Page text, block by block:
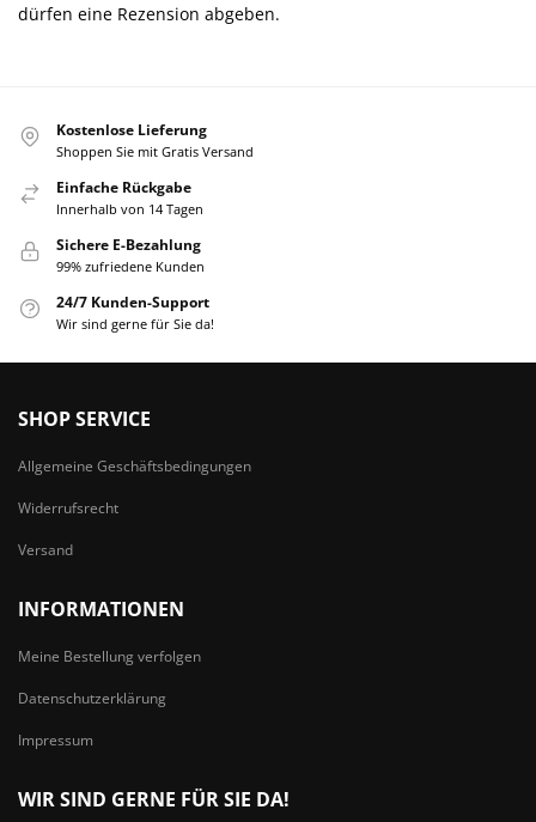
dürfen eine Rezension abgeben.
Kostenlose Lieferung
Shoppen Sie mit Gratis Versand
Einfache Rückgabe
Innerhalb von 14 Tagen
Sichere E-Bezahlung
99% zufriedene Kunden
24/7 Kunden-Support
Wir sind gerne für Sie da!
SHOP SERVICE
Allgemeine Geschäftsbedingungen
Widerrufsrecht
Versand
INFORMATIONEN
Meine Bestellung verfolgen
Datenschutzerklärung
Impressum
WIR SIND GERNE FÜR SIE DA!